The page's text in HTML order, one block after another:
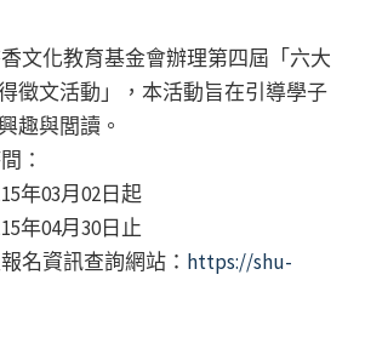
文化教育基金會辦理第四屆「六大
徵文活動」，本活動旨在引導學子
趣與閭讀。
：
年03月02日起
年04月30日止
名資訊查詢網站： https://shu-